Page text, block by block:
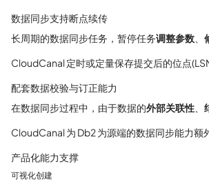
数据同步支持断点续传
长周期的数据同步任务，暂停任务调整参数
CloudCanal 定时或定量保存提交后的位点
配套数据校验与订正能力
在数据同步过程中，由于数据的外部关联性
CloudCanal 为 Db2 为源端的数据同步能力额
产品化能力支撑
可视化创建